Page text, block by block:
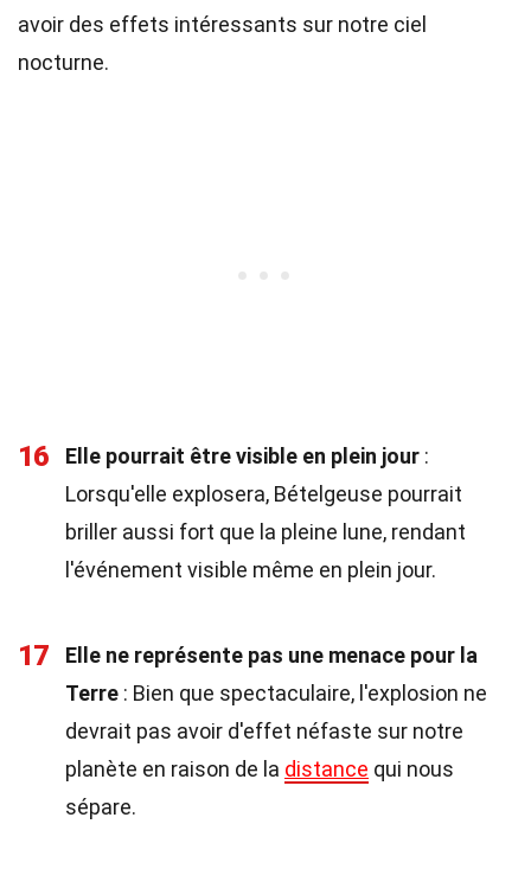
avoir des effets intéressants sur notre ciel
nocturne.
16 Elle pourrait être visible en plein jour :
Lorsqu'elle explosera, Bételgeuse pourrait
briller aussi fort que la pleine lune, rendant
l'événement visible même en plein jour.
17
Elle ne représente pas une menace pour la
Terre : Bien que spectaculaire, l'explosion ne
devrait pas avoir d'effet néfaste sur notre
planète en raison de la distance qui nous
sépare.